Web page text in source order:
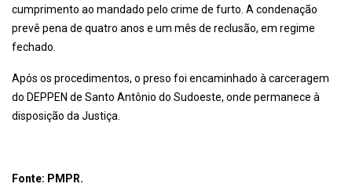
cumprimento ao mandado pelo crime de furto. A condenação
prevê pena de quatro anos e um mês de reclusão, em regime
fechado.
Após os procedimentos, o preso foi encaminhado à carceragem
do DEPPEN de Santo Antônio do Sudoeste, onde permanece à
disposição da Justiça.
Fonte: PMPR.